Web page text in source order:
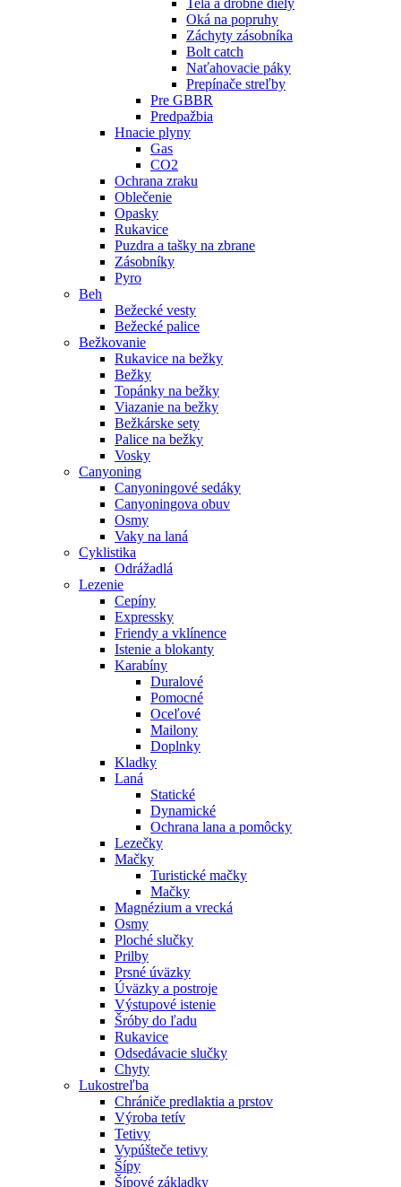
Oká na popruhy
Záchyty zásobníka
Bolt catch
Naťahovacie páky
Prepínače streľby
Pre GBBR
Predpažbia
Hnacie plyny
Gas
CO2
Ochrana zraku
Oblečenie
Opasky
Rukavice
Puzdra a tašky na zbrane
Zásobníky
Pyro
Beh
Bežecké vesty
Bežecké palice
Bežkovanie
Rukavice na bežky
Bežky
Topánky na bežky
Viazanie na bežky
Bežkárske sety
Palice na bežky
Vosky
Canyoning
Canyoningové sedáky
Canyoningova obuv
Osmy
Vaky na laná
Cyklistika
Odrážadlá
Lezenie
Cepíny
Expressky
Friendy a vklínence
Istenie a blokanty
Karabíny
Duralové
Pomocné
Oceľové
Mailony
Doplnky
Kladky
Laná
Statické
Dynamické
Ochrana lana a pomôcky
Lezečky
Mačky
Turistické mačky
Mačky
Magnézium a vrecká
Osmy
Ploché slučky
Prilby
Prsné úväzky
Úväzky a postroje
Výstupové istenie
Šróby do ľadu
Rukavice
Odsedávacie slučky
Chyty
Lukostreľba
Chrániče predlaktia a prstov
Výroba tetív
Tetivy
Vypúšteče tetivy
Šípy
Šípové základky